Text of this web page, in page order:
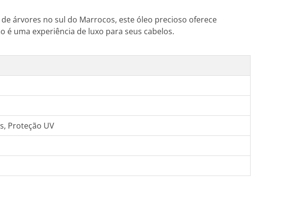
árvores no sul do Marrocos, este óleo precioso oferece
uma experiência de luxo para seus cabelos.
Proteção UV